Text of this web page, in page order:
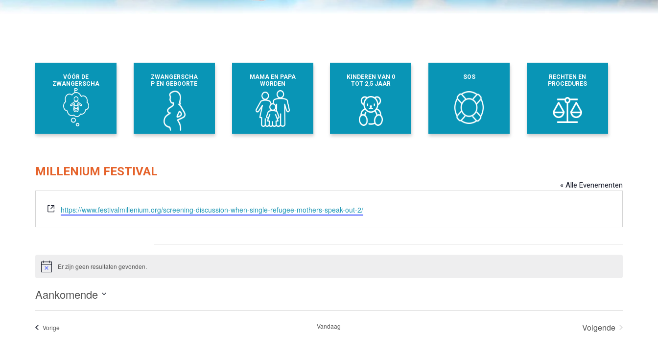
VÓÓR DE
ZWANGERSCHA
P
ZWANGERSCHA
P EN GEBOORTE
MAMA EN PAPA
WORDEN
KINDEREN VAN 0
TOT 2,5 JAAR
SOS
RECHTEN EN
PROCEDURES
MILLENIUM FESTIVAL
« Alle Evenementen
Website
https://www.festivalmillenium.org/screening-discussion-when-single-refugee-mothers-speak-out-2/
BerichtEr zijn geen resultaten gevonden.
Aankomende
datum.
Vorige Vandaag
Volgende